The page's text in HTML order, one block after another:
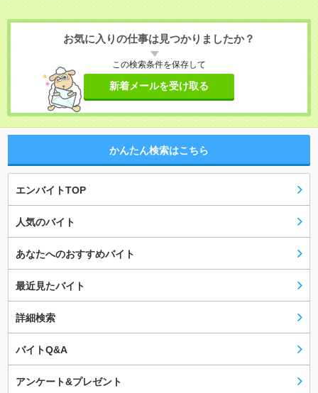
お気に入りの仕事は見つかりましたか？
この検索条件を保存して
新着メールを受け取る
かんたん検索はこちら
エンバイトTOP
人気のバイト
あなたへのおすすめバイト
最近見たバイト
詳細検索
バイトQ&A
アンケート&プレゼント